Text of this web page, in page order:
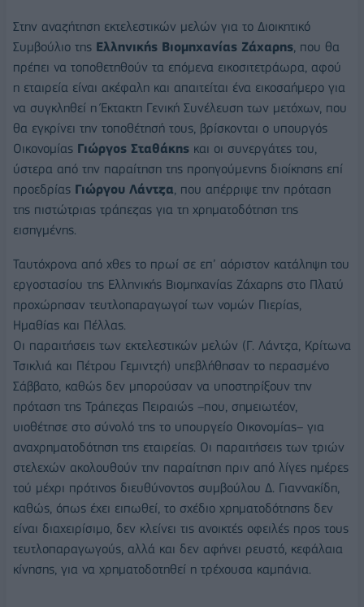
Στην αναζήτηση εκτελεστικών μελών για το Διοικητικό
Συμβούλιο της Ελληνικής Βιομηχανίας Ζάχαρης, που θα
πρέπει να τοποθετηθούν τα επόμενα εικοσιτετράωρα, αφού
η εταιρεία είναι ακέφαλη και απαιτείται ένα εικοσαήμερο για
να συγκληθεί η Έκτακτη Γενική Συνέλευση των μετόχων, που
θα εγκρίνει την τοποθέτησή τους, βρίσκονται ο υπουργός
Οικονομίας Γιώργος Σταθάκης και οι συνεργάτες του,
ύστερα από την παραίτηση της προηγούμενης διοίκησης επί
προεδρίας Γιώργου Λάντζα, που απέρριψε την πρόταση
της πιστώτριας τράπεζας για τη χρηματοδότηση της
εισηγμένης.
Ταυτόχρονα από χθες το πρωί σε επ’ αόριστον κατάληψη του
εργοστασίου της Ελληνικής Βιομηχανίας Ζάχαρης στο Πλατύ
προχώρησαν τευτλοπαραγωγοί των νομών Πιερίας,
Ημαθίας και Πέλλας.
Οι παραιτήσεις των εκτελεστικών μελών (Γ. Λάντζα, Κρίτωνα
Τσικλιά και Πέτρου Γεμιντζή) υπεβλήθησαν το περασμένο
Σάββατο, καθώς δεν μπορούσαν να υποστηρίξουν την
πρόταση της Τράπεζας Πειραιώς –που, σημειωτέον,
υιοθέτησε στο σύνολό της το υπουργείο Οικονομίας– για
αναχρηματοδότηση της εταιρείας. Οι παραιτήσεις των τριών
στελεχών ακολουθούν την παραίτηση πριν από λίγες ημέρες
τού μέχρι πρότινος διευθύνοντος συμβούλου Δ. Γιαννακίδη,
καθώς, όπως έχει ειπωθεί, το σχέδιο χρηματοδότησης δεν
είναι διαχειρίσιμο, δεν κλείνει τις ανοικτές οφειλές προς τους
τευτλοπαραγωγούς, αλλά και δεν αφήνει ρευστό, κεφάλαια
κίνησης, για να χρηματοδοτηθεί η τρέχουσα καμπάνια.